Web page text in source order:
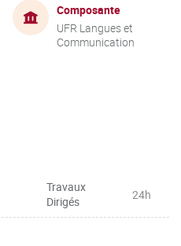
Composante
UFR Langues et
Communication
Travaux
Dirigés
24h